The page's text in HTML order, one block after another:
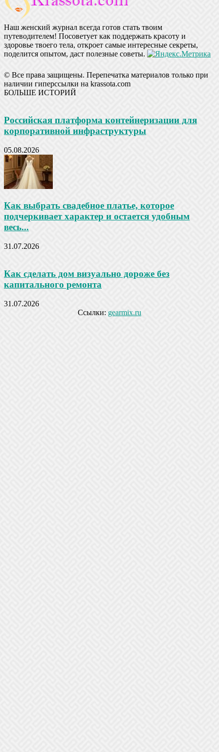
Наш женский журнал всегда готов стать твоим
путеводителем! Посоветует как поддержать красоту и
здоровье твоего тела, откроет самые интересные секреты,
поделится опытом, даст полезные советы.
© Все права защищены. Перепечатка материалов только при
наличии гиперссылки на krassota.com
БОЛЬШЕ ИСТОРИЙ
Российская платформа контейнеризации для
корпоративной инфраструктуры
05.08.2026
Как выбрать свадебное платье, которое
подчеркивает характер и остается удобным
весь...
31.07.2026
Как сделать дом визуально дороже без
капитального ремонта
31.07.2026
Ссылки: gearmix.ru